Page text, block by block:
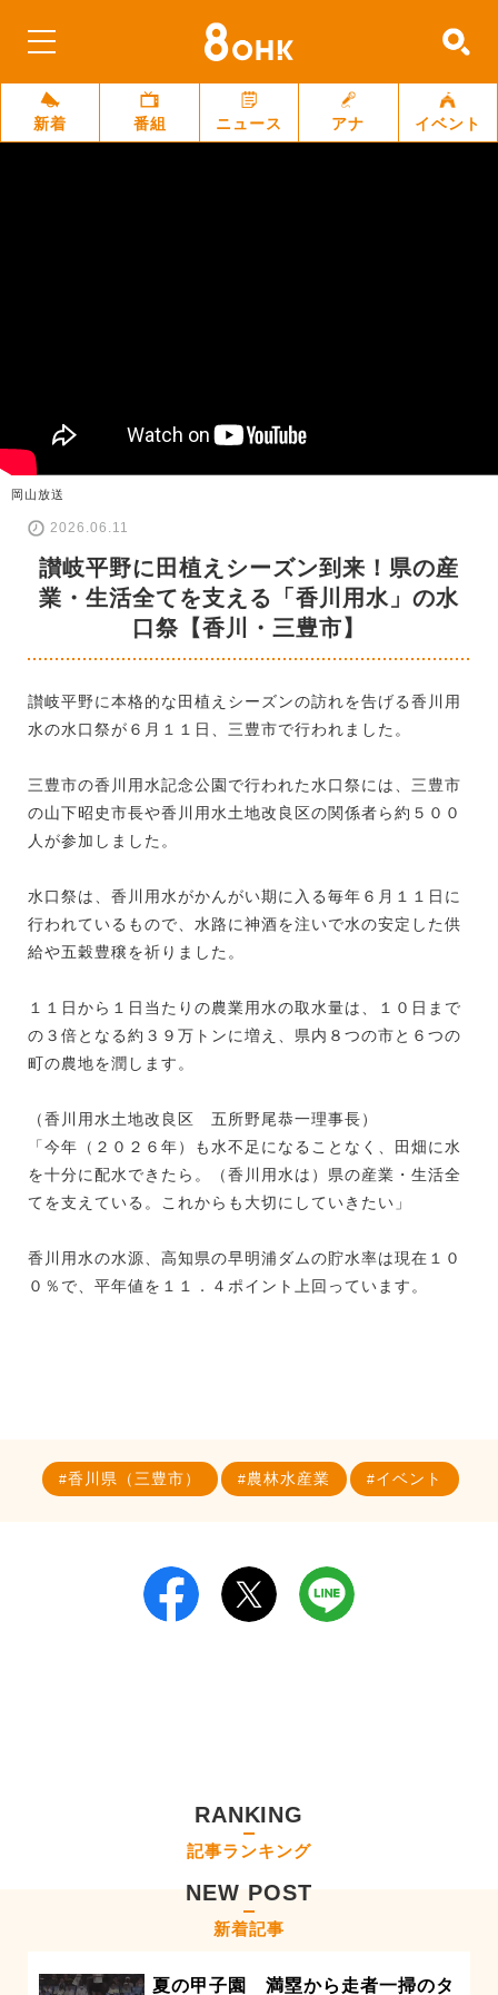
新着 番組 ニュース アナ イベント
岡山放送
2026.06.11
讃岐平野に田植えシーズン到来！県の産
業・生活全てを支える「香川用水」の水
口祭【香川・三豊市】
讃岐平野に本格的な田植えシーズンの訪れを告げる香川用
水の水口祭が６月１１日、三豊市で行われました。
三豊市の香川用水記念公園で行われた水口祭には、三豊市
の山下昭史市長や香川用水土地改良区の関係者ら約５００
人が参加しました。
水口祭は、香川用水がかんがい期に入る毎年６月１１日に
行われているもので、水路に神酒を注いで水の安定した供
給や五穀豊穣を祈りました。
１１日から１日当たりの農業用水の取水量は、１０日まで
の３倍となる約３９万トンに増え、県内８つの市と６つの
町の農地を潤します。
（香川用水土地改良区 五所野尾恭一理事長）
「今年（２０２６年）も水不足になることなく、田畑に水
を十分に配水できたら。（香川用水は）県の産業・生活全
てを支えている。これからも大切にしていきたい」
香川用水の水源、高知県の早明浦ダムの貯水率は現在１０
０％で、平年値を１１．４ポイント上回っています。
香川県（三豊市） 農林水産業 イベント
RANKING
記事ランキング
NEW POST
新着記事
夏の甲子園 満塁から走者一掃のタ